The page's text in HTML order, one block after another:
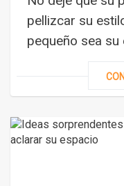
pellizcar su
pequeño sea